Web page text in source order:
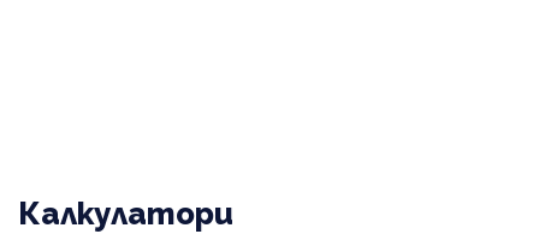
Калкулатори